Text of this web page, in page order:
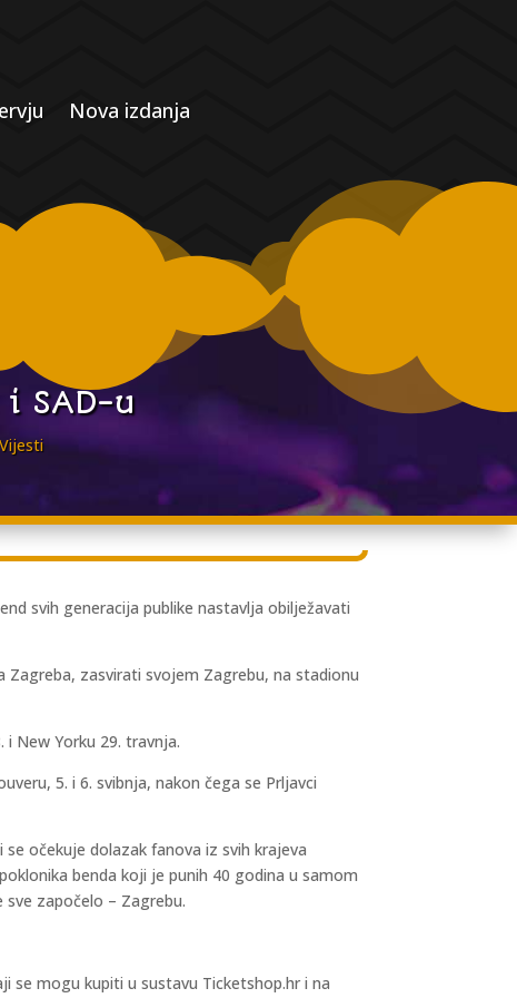
Nova izdanja
SAD-u
Vijesti
svih generacija publike nastavlja obilježavati
zasvirati svojem Zagrebu, na stadionu
New Yorku 29. travnja.
5. i 6. svibnja, nakon čega se Prljavci
očekuje dolazak fanova iz svih krajeva
benda koji je punih 40 godina u samom
započelo – Zagrebu.
se mogu kupiti u sustavu Ticketshop.hr i na